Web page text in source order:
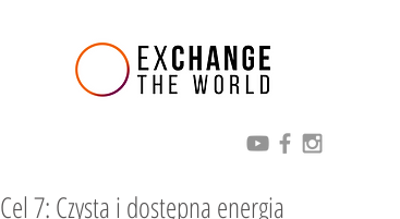
Cel 7: Czysta i dostępna energia